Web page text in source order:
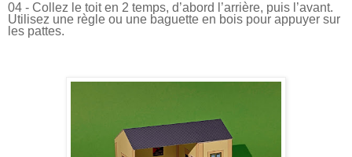
04 - Collez le toit en 2 temps, d’abord l’arrière, puis l’avant.
Utilisez une règle ou une baguette en bois pour appuyer sur
les pattes.